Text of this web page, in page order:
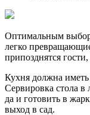
Оптимальным
легко
припозднятся
Кухня должна иметь
Сервировка стола в
да и готовить в
выход в сад.